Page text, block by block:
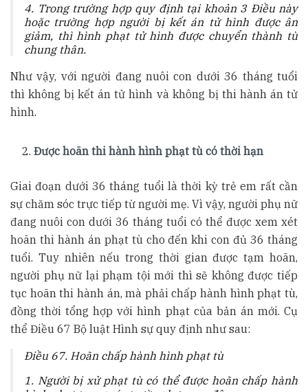
4. Trong trường hợp quy định tại khoản 3 Điều này
hoặc trường hợp người bị kết án tử hình được ân
giảm, thì hình phạt tử hình được chuyển thành tù
chung thân.
Như vậy, với người đang nuôi con dưới 36 tháng tuổi
thì không bị kết án tử hình và không bị thi hành án tử
hình.
Được hoãn thi hành hình phạt tù có thời hạn
Giai đoạn dưới 36 tháng tuổi là thời kỳ trẻ em rất cần
sự chăm sóc trực tiếp từ người mẹ. Vì vậy, người phụ nữ
đang nuôi con dưới 36 tháng tuổi có thể được xem xét
hoãn thi hành án phạt tù cho đến khi con đủ 36 tháng
tuổi. Tuy nhiên nếu trong thời gian được tạm hoãn,
người phụ nữ lại phạm tội mới thì sẽ không được tiếp
tục hoãn thi hành án, mà phải chấp hành hình phạt tù,
đồng thời tổng hợp với hình phạt của bản án mới. Cụ
thể Điều 67 Bộ luật Hình sự quy định như sau:
Điều 67. Hoãn chấp hành hình phạt tù
1. Người bị xử phạt tù có thể được hoãn chấp hành